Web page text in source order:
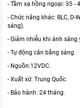
- Tầm xa hồng ngoại: 35 -
- Chức năng khác: BLC, D-
sáng).
- Giảm nhiễu khi ánh sáng
- Tự động cân bằng sáng.
- Nguồn:12VDC.
- Xuất xứ: Trung Quốc.
- Bảo hành: 24 tháng.